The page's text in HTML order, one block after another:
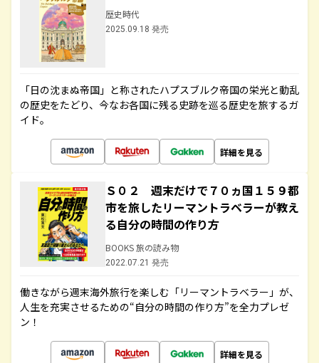
歴史時代
2025.09.18 発売
「日の沈まぬ帝国」と称されたハプスブルク帝国の栄光と動乱
の歴史をたどり、今なお各国に残る史跡を巡る歴史を旅するガ
イド。
詳細を見る
Ｓ０２ 週末だけで７０ヵ国１５９都
市を旅したリーマントラベラーが教え
る自分の時間の作り方
BOOKS 旅の読み物
2022.07.21 発売
働きながら週末海外旅行を楽しむ「リーマントラベラー」が、
人生を充実させるための“自分の時間の作り方”を全力プレゼ
ン！
詳細を見る